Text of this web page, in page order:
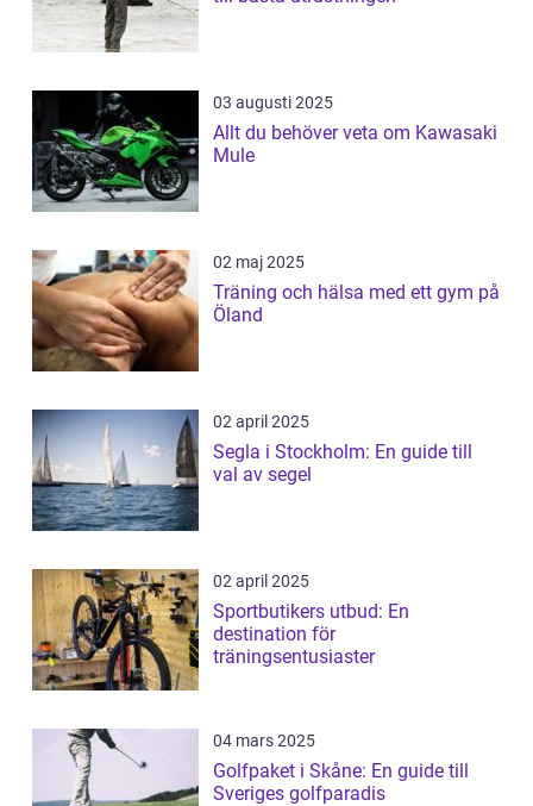
03 augusti 2025
Allt du behöver veta om Kawasaki
Mule
02 maj 2025
Träning och hälsa med ett gym på
Öland
02 april 2025
Segla i Stockholm: En guide till
val av segel
02 april 2025
Sportbutikers utbud: En
destination för
träningsentusiaster
04 mars 2025
Golfpaket i Skåne: En guide till
Sveriges golfparadis